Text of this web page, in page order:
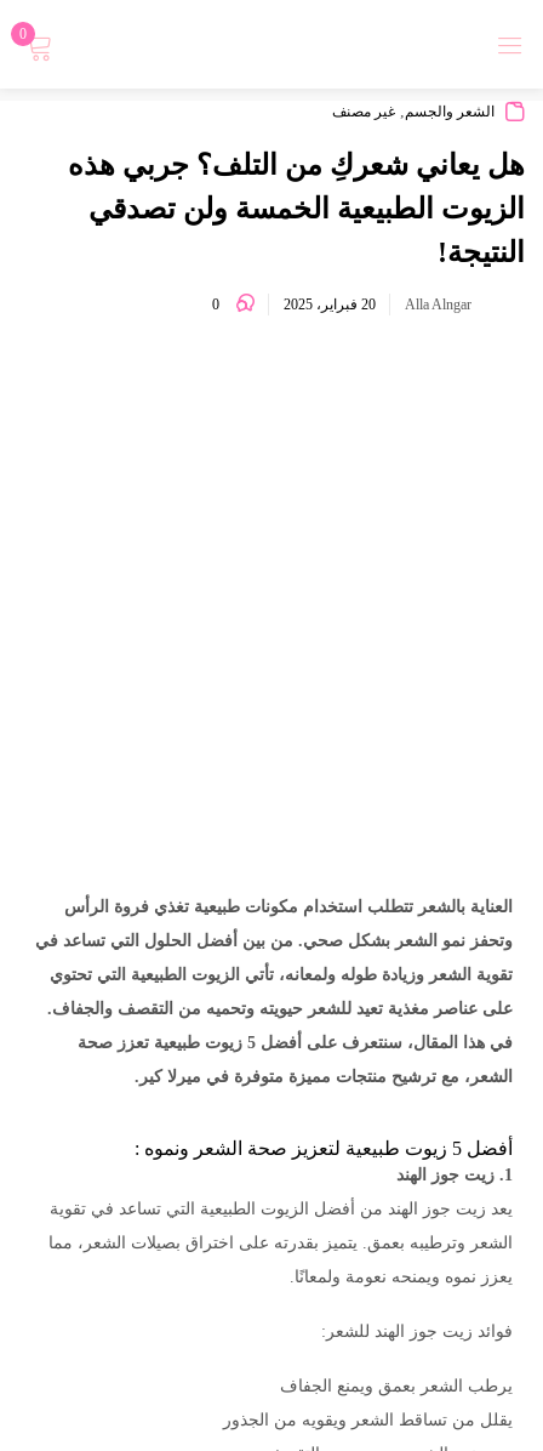
0
الشعر والجسم, غير مصنف
هل يعاني شعركِ من التلف؟ جربي هذه
الزيوت الطبيعية الخمسة ولن تصدقي
النتيجة!
Alla Alngar 20 فبراير، 2025 0
العناية بالشعر تتطلب استخدام مكونات طبيعية تغذي فروة الرأس
وتحفز نمو الشعر بشكل صحي. من بين أفضل الحلول التي تساعد في
تقوية الشعر وزيادة طوله ولمعانه، تأتي الزيوت الطبيعية التي تحتوي
على عناصر مغذية تعيد للشعر حيويته وتحميه من التقصف والجفاف.
في هذا المقال، سنتعرف على أفضل 5 زيوت طبيعية تعزز صحة
الشعر، مع ترشيح منتجات مميزة متوفرة في ميرلا كير.
أفضل 5 زيوت طبيعية لتعزيز صحة الشعر ونموه :
1. زيت جوز الهند
يعد زيت جوز الهند من أفضل الزيوت الطبيعية التي تساعد في تقوية
الشعر وترطيبه بعمق. يتميز بقدرته على اختراق بصيلات الشعر، مما
يعزز نموه ويمنحه نعومة ولمعانًا.
فوائد زيت جوز الهند للشعر:
يرطب الشعر بعمق ويمنع الجفاف
يقلل من تساقط الشعر ويقويه من الجذور